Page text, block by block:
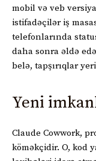
mobil və veb
istifadəçilər iş
telefonlarında
daha sonra əldə
belə, tapşırıqlar
Yeni
Claude Cowwork,
köməkçidir. O, kod